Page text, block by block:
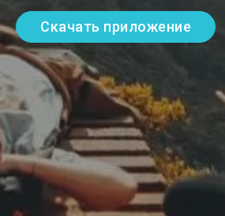
Скачать приложение